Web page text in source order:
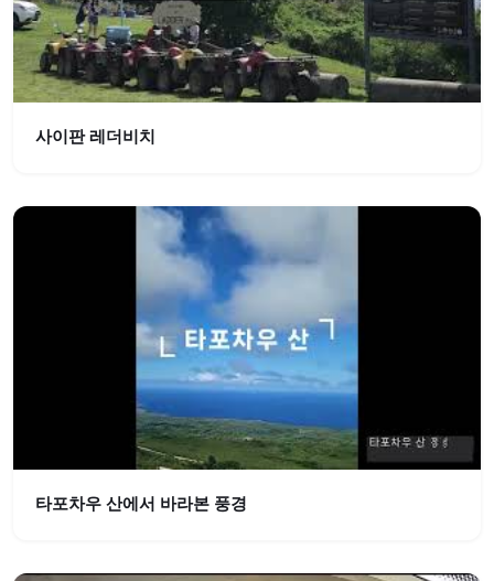
사이판 레더비치
타포차우 산에서 바라본 풍경